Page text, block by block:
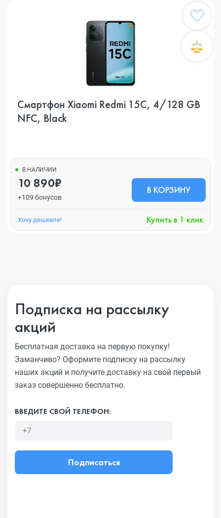
Смартфон Xiaomi Redmi 15C, 4/128 GB
NFC, Black
В НАЛИЧИИ
10 890₽
+109 бонусов
В КОРЗИНУ
Хочу дешевле! Купить в 1 клик
Подписка на рассылку
акций
Бесплатная доставка на первую покупку!
Заманчиво? Оформите подписку на рассылку
наших акций и получите доставку на свой первый
заказ совершенно бесплатно.
ВВЕДИТЕ СВОЙ ТЕЛЕФОН:
Подписаться